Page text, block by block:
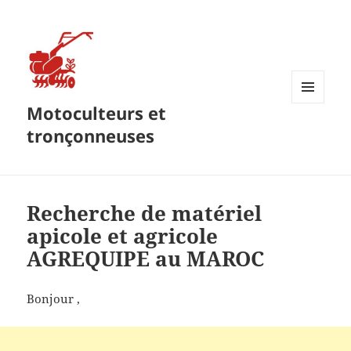
Motoculteurs et
tronçonneuses
Recherche de matériel
apicole et agricole
AGREQUIPE au MAROC
Bonjour ,